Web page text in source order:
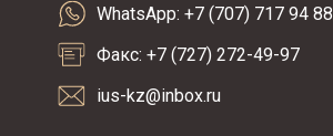
WhatsApp: +7 (707) 717 94 88
Факс: +7 (727) 272-49-97
ius-kz@inbox.ru